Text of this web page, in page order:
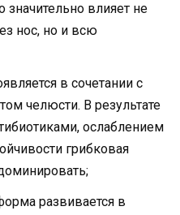
значительно влияет не
нос, но и всю
в сочетании с
челюсти. В результате
ослаблением
грибковая
развивается в